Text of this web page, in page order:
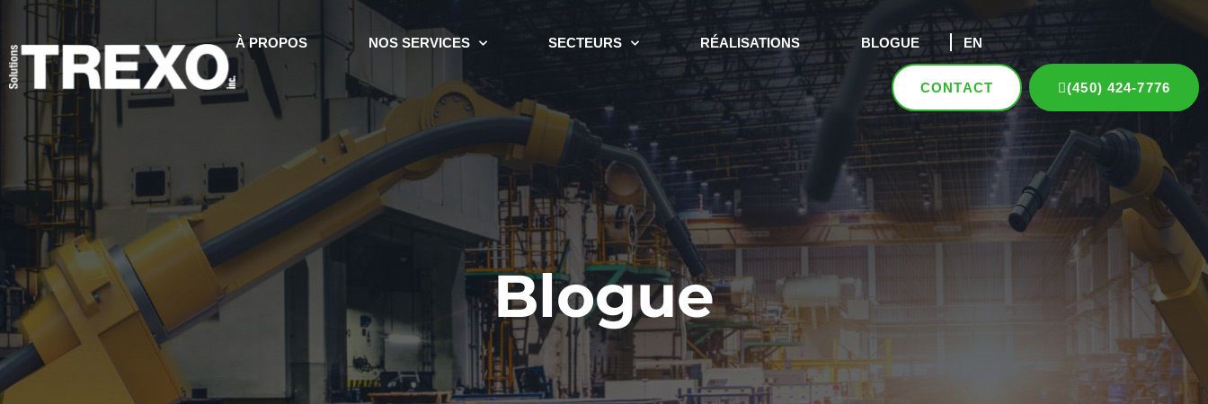
À PROPOS NOS SERVICES SECTEURS RÉALISATIONS BLOGUE EN
CONTACT (450) 424-7776
Blogue